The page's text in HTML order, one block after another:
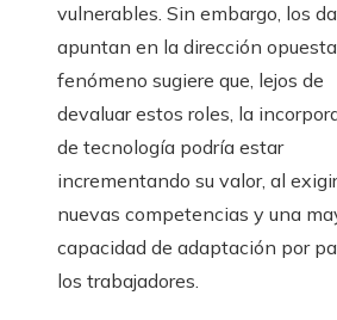
vulnerables. Sin embargo, los
apuntan en la dirección
fenómeno sugiere que, lejos de
devaluar estos roles, la
de tecnología podría estar
incrementando su valor, al exigir
nuevas competencias y una
capacidad de adaptación por
los trabajadores.